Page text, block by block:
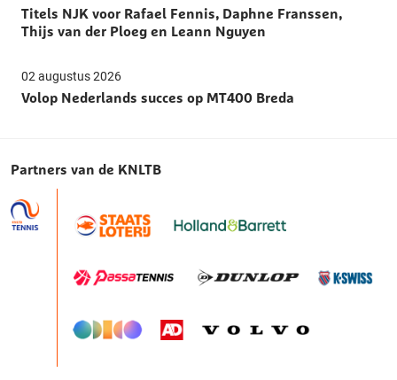
Titels NJK voor Rafael Fennis, Daphne Franssen,
Thijs van der Ploeg en Leann Nguyen
02 augustus 2026
Volop Nederlands succes op MT400 Breda
Partners van de KNLTB